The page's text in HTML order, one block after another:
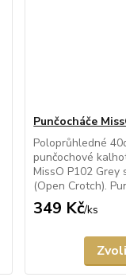
Punčocháče
Poloprůhledné
punčochové
MissO P102 Grey
(Open Crotch).
349 Kč/ks